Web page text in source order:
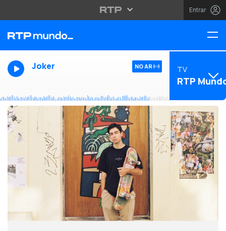
Entrar
Joker NO AR TV
RTP